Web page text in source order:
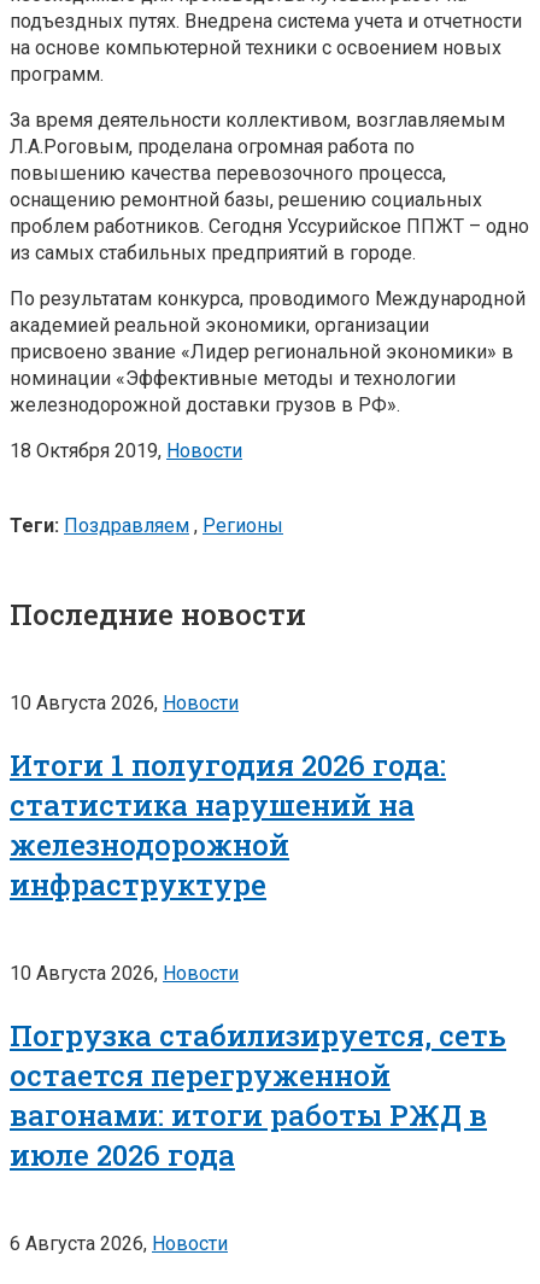
подъездных путях. Внедрена система учета и отчетности
на основе компьютерной техники с освоением новых
программ.
За время деятельности коллективом, возглавляемым
Л.А.Роговым, проделана огромная работа по
повышению качества перевозочного процесса,
оснащению ремонтной базы, решению социальных
проблем работников. Сегодня Уссурийское ППЖТ – одно
из самых стабильных предприятий в городе.
По результатам конкурса, проводимого Международной
академией реальной экономики, организации
присвоено звание «Лидер региональной экономики» в
номинации «Эффективные методы и технологии
железнодорожной доставки грузов в РФ».
18 Октября 2019, Новости
Теги: Поздравляем , Регионы
Последние новости
10 Августа 2026, Новости
Итоги 1 полугодия 2026 года:
статистика нарушений на
железнодорожной
инфраструктуре
10 Августа 2026, Новости
Погрузка стабилизируется, сеть
остается перегруженной
вагонами: итоги работы РЖД в
июле 2026 года
6 Августа 2026, Новости